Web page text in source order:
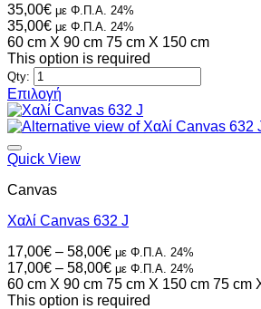
να
επιλεγούν
στη
σελίδα
του
προϊόντος
35,00€ με Φ.Π.Α. 24%
35,00€ με Φ.Π.Α. 24%
60 cm X 90 cm 75 cm X 150 cm
This option is required
Qty:
Επιλογή
Αυτό
το
προϊόν
έχει
παραλλαγές.
επιλογές
να
επιλεγούν
στη
σελίδα
Quick View
Canvas
Χαλί Canvas 632 J
17,00€ – 58,00€Price
range:
17,00€
through
με Φ.Π.Α. 24%
17,00€ – 58,00€Price
range:
17,00€
με Φ.Π.Α. 24%
60 cm X 90 cm 75 cm X 150 cm 75 cm
This option is required